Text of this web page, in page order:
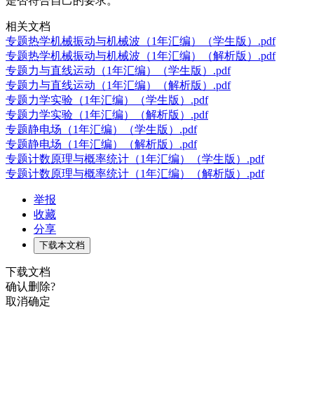
相关文档
专题热学机械振动与机械波（1年汇编）（学生版）.pdf
专题热学机械振动与机械波（1年汇编）（解析版）.pdf
专题力与直线运动（1年汇编）（学生版）.pdf
专题力与直线运动（1年汇编）（解析版）.pdf
专题力学实验（1年汇编）（学生版）.pdf
专题力学实验（1年汇编）（解析版）.pdf
专题静电场（1年汇编）（学生版）.pdf
专题静电场（1年汇编）（解析版）.pdf
专题计数原理与概率统计（1年汇编）（学生版）.pdf
专题计数原理与概率统计（1年汇编）（解析版）.pdf
举报
收藏
分享
下载本文档
下载文档
确认删除?
取消确定